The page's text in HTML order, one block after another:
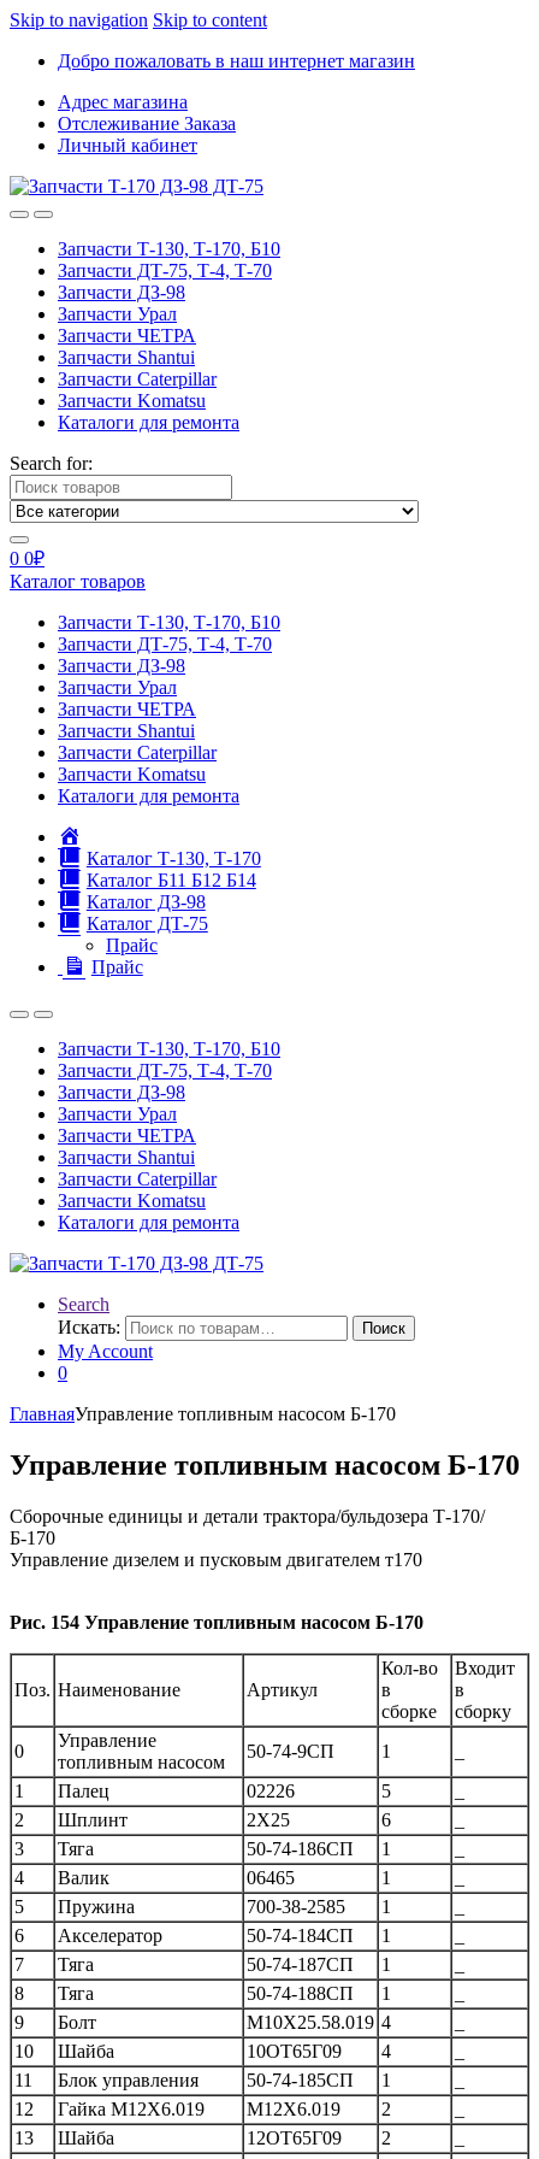
Skip to navigation Skip to content
Добро пожаловать в наш интернет магазин
Адрес магазина
Отслеживание Заказа
Личный кабинет
Запчасти Т-130, Т-170, Б10
Запчасти ДТ-75, Т-4, Т-70
Запчасти ДЗ-98
Запчасти Урал
Запчасти ЧЕТРА
Запчасти Shantui
Запчасти Caterpillar
Запчасти Komatsu
Каталоги для ремонта
Search for:
0 0₽
Каталог товаров
Запчасти Т-130, Т-170, Б10
Запчасти ДТ-75, Т-4, Т-70
Запчасти ДЗ-98
Запчасти Урал
Запчасти ЧЕТРА
Запчасти Shantui
Запчасти Caterpillar
Запчасти Komatsu
Каталоги для ремонта
Каталог Т-130, Т-170
Каталог Б11 Б12 Б14
Каталог ДЗ-98
Каталог ДТ-75
Прайс
Прайс
Запчасти Т-130, Т-170, Б10
Запчасти ДТ-75, Т-4, Т-70
Запчасти ДЗ-98
Запчасти Урал
Запчасти ЧЕТРА
Запчасти Shantui
Запчасти Caterpillar
Запчасти Komatsu
Каталоги для ремонта
Search
Искать:
Поиск
My Account
0
ГлавнаяУправление топливным насосом Б-170
Управление топливным насосом Б-170
Сборочные единицы и детали трактора/бульдозера Т-170/
Б-170
Управление дизелем и пусковым двигателем т170
Рис. 154 Управление топливным насосом Б-170
Поз. Наименование Артикул
Кол-во
в
сборке
Входит
в
сборку
0
Управление
топливным насосом
50-74-9СП 1
1
Палец 02226 5
2
Шплинт 2Х25 6
3
Тяга 50-74-186СП 1
4
Валик 06465 1
5
Пружина 700-38-2585 1
6
Акселератор 50-74-184СП 1
7
Тяга 50-74-187СП 1
8
Тяга 50-74-188СП 1
9
Болт М10Х25.58.019 4
10
Шайба 10ОТ65Г09 4
11
Блок управления 50-74-185СП 1
12
Гайка М12Х6.019 М12Х6.019 2
13
Шайба 12ОТ65Г09 2